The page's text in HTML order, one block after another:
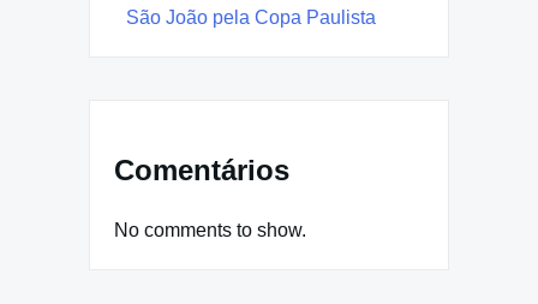
São João pela Copa Paulista
Comentários
No comments to show.